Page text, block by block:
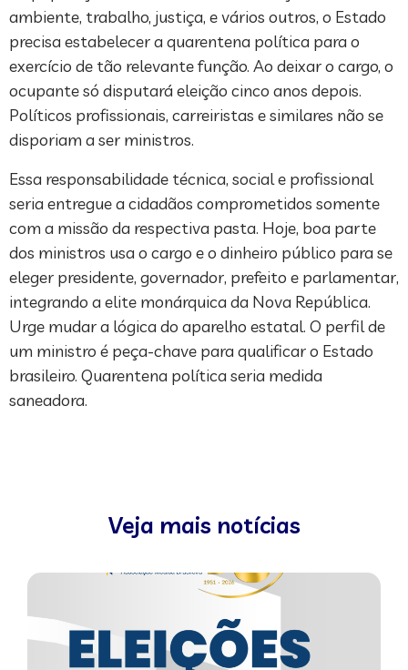
ambiente, trabalho, justiça, e vários outros, o Estado
precisa estabelecer a quarentena política para o
exercício de tão relevante função. Ao deixar o cargo, o
ocupante só disputará eleição cinco anos depois.
Políticos profissionais, carreiristas e similares não se
disporiam a ser ministros.
Essa responsabilidade técnica, social e profissional
seria entregue a cidadãos comprometidos somente
com a missão da respectiva pasta. Hoje, boa parte
dos ministros usa o cargo e o dinheiro público para se
eleger presidente, governador, prefeito e parlamentar,
integrando a elite monárquica da Nova República.
Urge mudar a lógica do aparelho estatal. O perfil de
um ministro é peça-chave para qualificar o Estado
brasileiro. Quarentena política seria medida
saneadora.
Veja mais notícias